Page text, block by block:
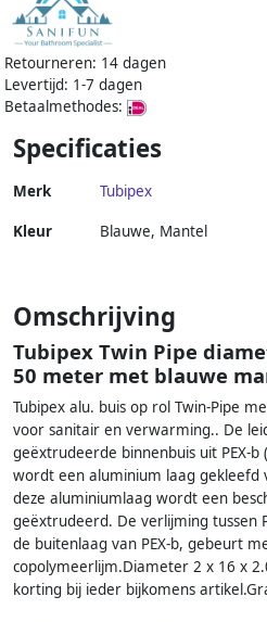
Retourneren: 14 dagen
Levertijd: 1-7 dagen
Betaalmethodes:
Specificaties
Merk Tubipex
Kleur Blauwe, Mantel
Omschrijving
Tubipex Twin Pipe
50 meter met blauwe
Tubipex alu. buis op rol Twin-Pipe
voor sanitair en verwarming.. De
geëxtrudeerde binnenbuis uit PEX-b
wordt een aluminium laag gekleefd
deze aluminiumlaag wordt een
geëxtrudeerd. De verlijming tussen
de buitenlaag van PEX-b, gebeurt
copolymeerlijm.Diameter 2 x 16 x
korting bij ieder bijkomens